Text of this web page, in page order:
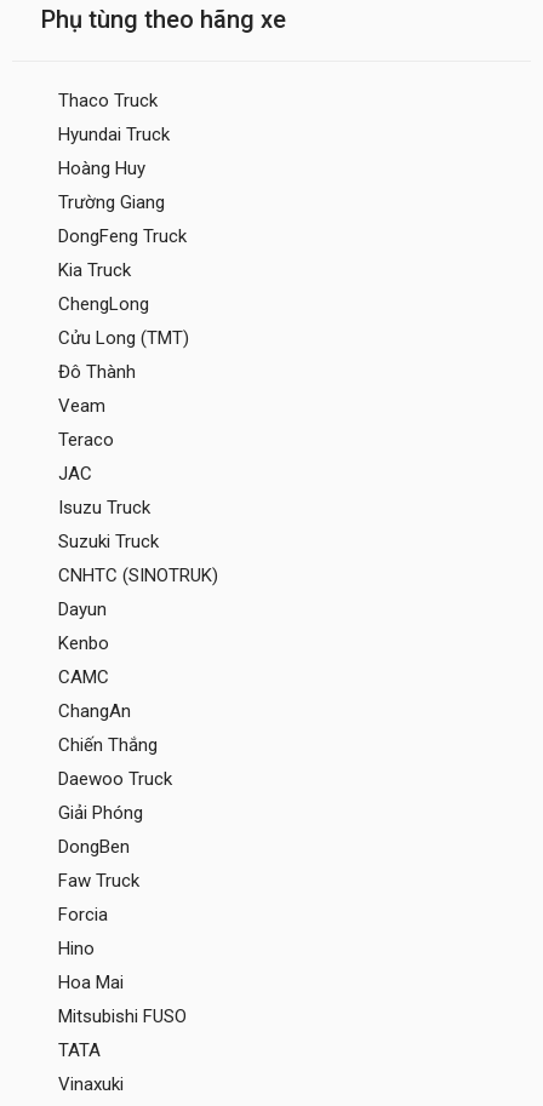
Phụ tùng theo hãng xe
Thaco Truck
Hyundai Truck
Hoàng Huy
Trường Giang
DongFeng Truck
Kia Truck
ChengLong
Cửu Long (TMT)
Đô Thành
Veam
Teraco
JAC
Isuzu Truck
Suzuki Truck
CNHTC (SINOTRUK)
Dayun
Kenbo
CAMC
ChangAn
Chiến Thắng
Daewoo Truck
Giải Phóng
DongBen
Faw Truck
Forcia
Hino
Hoa Mai
Mitsubishi FUSO
TATA
Vinaxuki